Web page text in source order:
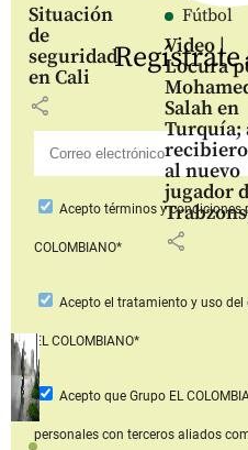
Situación
de
seguridad
en Cali
share
Fútbol
Video |
Locura
Salah en
Turquía;
al nuevo
jugador
share
Regístrate
Aceptotérminos y condiciones
COLOMBIANO*
Acepto el tratamiento y uso del
EL COLOMBIANO*
Acepto que Grupo EL
personales con terceros aliados